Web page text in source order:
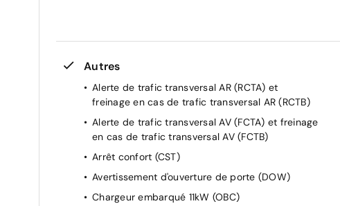
Autres
Alerte de trafic transversal AR (RCTA) et
freinage en cas de trafic transversal AR (RCTB)
Alerte de trafic transversal AV (FCTA) et freinage
en cas de trafic transversal AV (FCTB)
Arrêt confort (CST)
Avertissement d'ouverture de porte (DOW)
Chargeur embarqué 11kW (OBC)